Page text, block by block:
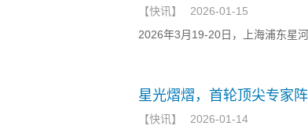
【快讯 】
2026-01-15
2026年3月19-20日，上海浦东星
星光熠熠，首轮顶尖专家
【快讯 】
2026-01-14